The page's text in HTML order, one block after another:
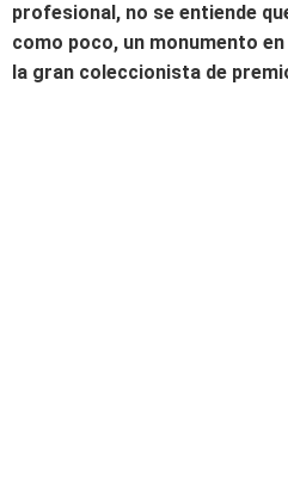
profesional, no se entiende
como poco, un monumento
la gran coleccionista de